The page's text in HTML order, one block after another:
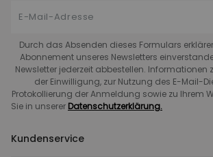
Durch das Absenden dieses Formulars
Abonnement unseres Newsletters
Newsletter jederzeit abbestellen. Informationen
der Einwilligung, zur Nutzung des E-Mail-
Protokollierung der Anmeldung sowie zu Ihrem
Sie in unserer Datenschutzerklärung.
Kundenservice